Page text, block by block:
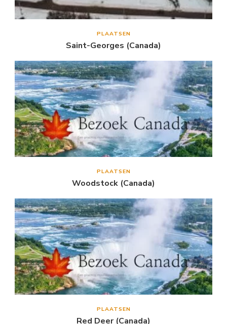
PLAATSEN
Saint-Georges (Canada)
PLAATSEN
Woodstock (Canada)
PLAATSEN
Red Deer (Canada)